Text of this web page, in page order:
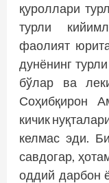
қуроллари
турли
фаолият
дунёнинг
бўлар ва
Соҳибқирон
кичик
келмас эди.
савдогар,
оддий дарбон